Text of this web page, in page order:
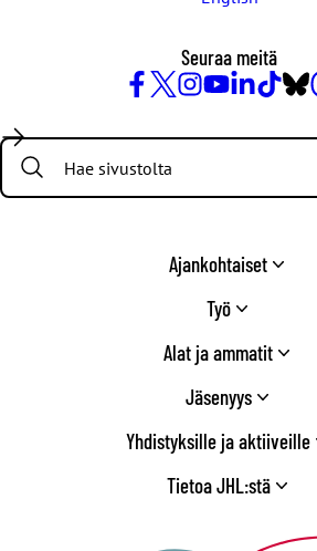
Seuraa meitä
/
Twitter
Search:
Ajankohtaiset
Työ
Alat ja ammatit
Jäsenyys
Yhdistyksille ja aktiiveille
Tietoa JHL:stä